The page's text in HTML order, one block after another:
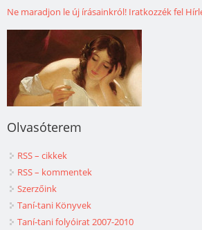
Ne maradjon le új írásainkról! Iratkozzék fel
Olvasóterem
RSS – cikkek
RSS – kommentek
Szerzőink
Taní-tani Könyvek
Taní-tani folyóirat 2007-2010